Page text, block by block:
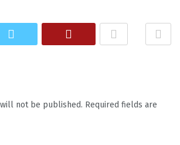
not be published. Required fields are